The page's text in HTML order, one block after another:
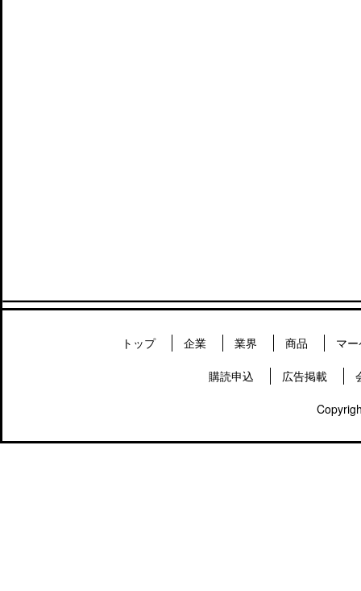
トップ 企業 業界 商品 マ
購読申込 広告掲載